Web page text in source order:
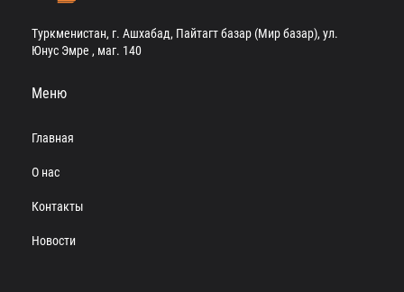
Туркменистан, г. Ашхабад, Пайтагт базар (Мир базар), ул.
Юнус Эмре , маг. 140
Меню
Главная
О нас
Контакты
Новости